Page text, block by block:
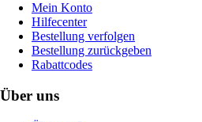
Mein Konto
Hilfecenter
Bestellung verfolgen
Bestellung zurückgeben
Rabattcodes
Über uns